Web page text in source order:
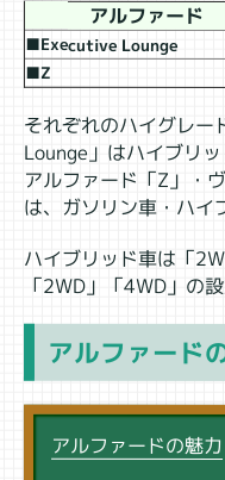
アルファード
■Executive Lounge
■Z
それぞれのハイグレ
Lounge」はハイブリッ
アルファード「Z」・
は、ガソリン車・ハイ
ハイブリッド車は「
「2WD」「4WD」の
アルファード
アルファードの魅力